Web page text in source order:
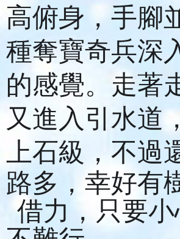
高俯身，手腳
種奪寶奇兵深
的感覺。走著
又進入引水道
上石級，不過
路多，幸好有
🍀借力，只要